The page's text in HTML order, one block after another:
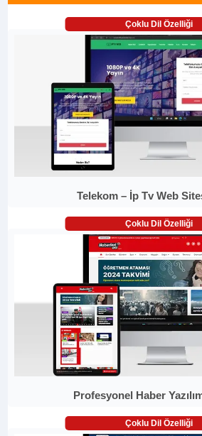
Çoklu Dil Özelliği
Telekom – İp Tv Web
Çoklu Dil Özelliği
Profesyonel Haber
Çoklu Dil Özelliği